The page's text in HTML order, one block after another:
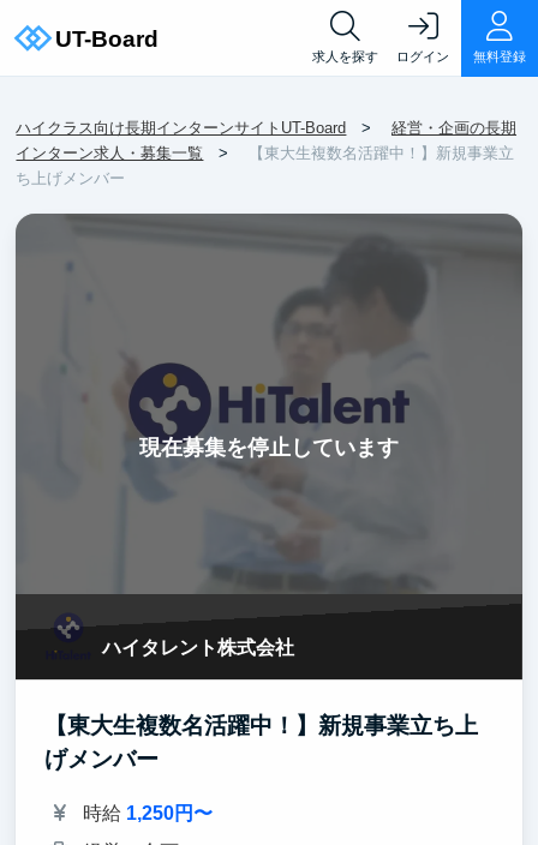
求人を探す ログイン 無料登録
ハイクラス向け長期インターンサイトUT-Board
経営・企画の長期
インターン求人・募集一覧
【東大生複数名活躍中！】新規事業立
ち上げメンバー
現在募集を停止しています
ハイタレント株式会社
【東大生複数名活躍中！】新規事業立ち上
げメンバー
時給 1,250円〜